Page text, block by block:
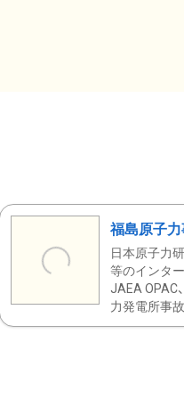
福島原子
日本原子力
等のインタ
JAEA OPAC
力発電所事